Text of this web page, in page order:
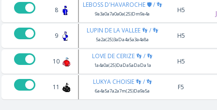
8
LEBOSS D'HAVAROCHE 🛡️ / 👣
9a3a0a7a0a0a(25)Dm9a4a H5
9
LUPIN DE LA VALLEE 👣 / 👣
5a2a(25)3aDa4a5a3a4a8a H5
10
LOVE DE CERIZE 👣 / 👣
1a4a0a(25)DaDa5aDaDa1a H5
11
LUKYA CHOISIE 👣 / 👣
6a4a5a7a2a7m(25)Da9a5a F5